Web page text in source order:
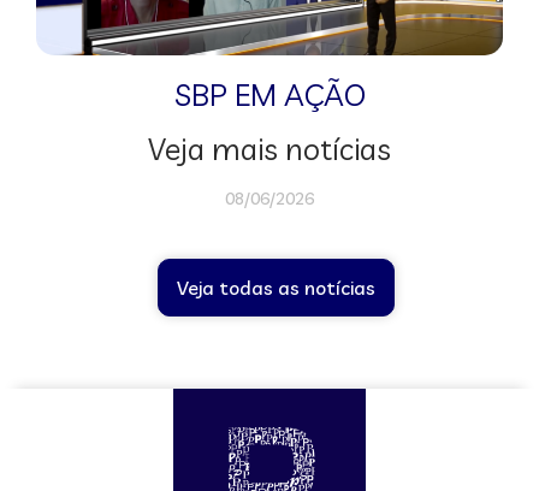
SBP EM AÇÃO
Veja mais notícias
08/06/2026
Veja todas as notícias